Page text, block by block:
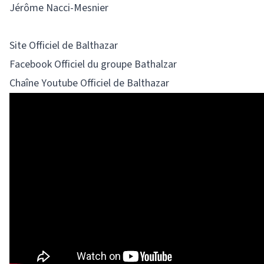
Jérôme Nacci-Mesnier
Site Officiel de Balthazar
Facebook Officiel du groupe Bathalzar
Chaîne Youtube Officiel de Balthazar